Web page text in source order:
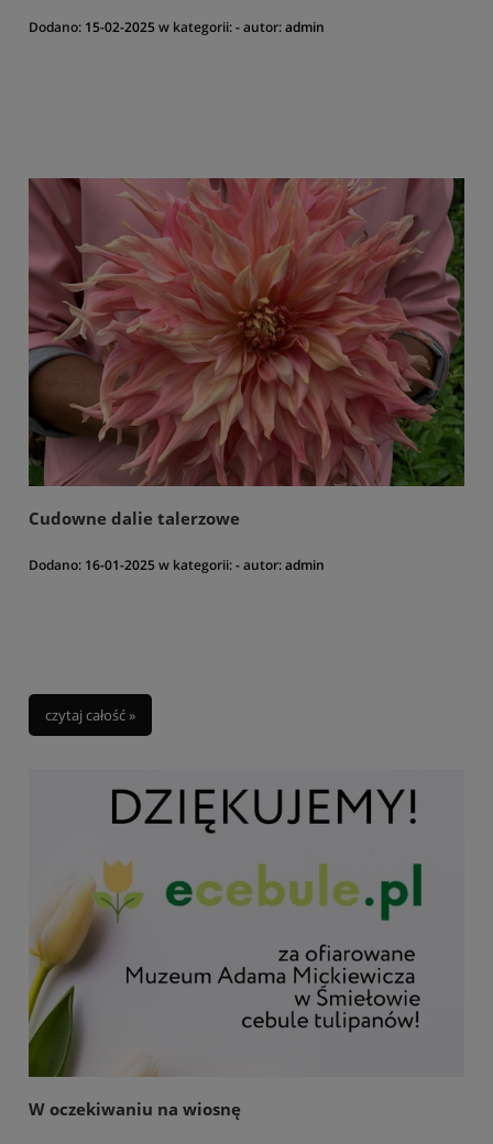
Dodano: 15-02-2025 w kategorii:-autor:admin
Cudowne dalie talerzowe
Dodano: 16-01-2025 w kategorii:-autor:admin
czytaj całość »
W oczekiwaniu na wiosnę